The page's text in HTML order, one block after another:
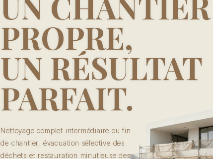
PROPRE,
UN RÉSULTAT
PARFAIT.
Nettoyage complet intermédiaire ou fin
de chantier, évacuation sélective des
déchets et restauration minutieuse des